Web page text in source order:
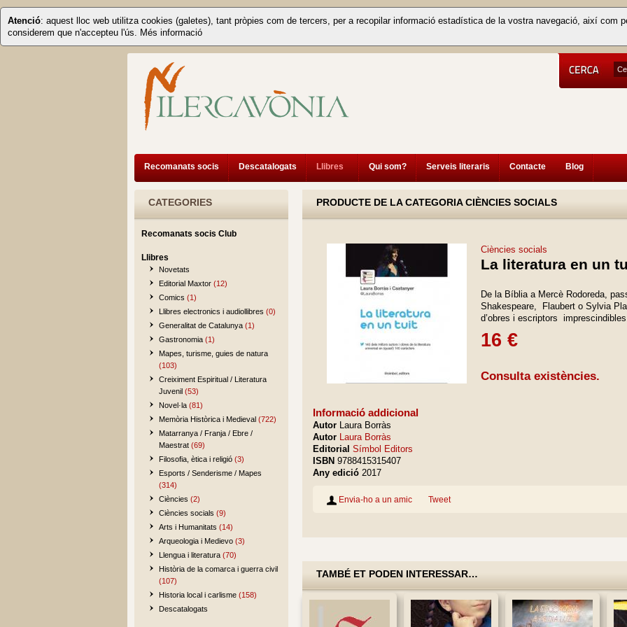
Atenció: aquest lloc web utilitza cookies (galetes), tant pròpies com de tercers, per a recopilar informació estadística de la vostra navegació, així com
considerem que n'accepteu l'ús. Més informació
Recomanats socis Descatalogats Llibres Qui som? Serveis literaris Contacte Blog
CATEGORIES
Recomanats socis Club
Llibres
Novetats
Editorial Maxtor (12)
Comics (1)
Llibres electronics i audiollibres (0)
Generalitat de Catalunya (1)
Gastronomia (1)
Mapes, turisme, guies de natura
(103)
Creiximent Espiritual / Literatura
Juvenil (53)
Novel·la (81)
Memòria Històrica i Medieval (722)
Matarranya / Franja / Ebre /
Maestrat (69)
Filosofia, ètica i religió (3)
Esports / Senderisme / Mapes
(314)
Ciències (2)
Ciències socials (9)
Arts i Humanitats (14)
Arqueologia i Medievo (3)
Llengua i literatura (70)
Història de la comarca i guerra civil
(107)
Historia local i carlisme (158)
Descatalogats
PRODUCTE DE LA CATEGORIA CIÈNCIES SOCIALS
Ciències socials
La literatura en un
De la Bíblia a Mercè Rodoreda,
Shakespeare, Flaubert o Sylvia
d’obres i escriptors
16 €
Consulta existències.
Informació addicional
Autor Laura Borràs
Autor Laura Borràs
Editorial Símbol Editors
ISBN 9788415315407
Any edició 2017
Envia-ho a un amic Tweet
TAMBÉ ET PODEN INTERESSAR…